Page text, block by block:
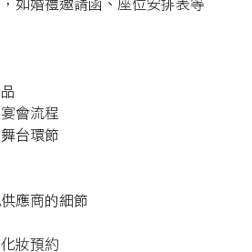
如婚禮邀請函、座位安排表等
會流程
台環節
應商的細節
妝預約